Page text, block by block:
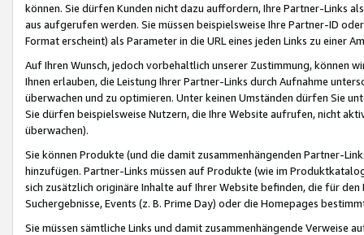
können. Sie dürfen Kunden nicht dazu auffordern, Ihre Partner-Links
aus aufgerufen werden. Sie müssen beispielsweise Ihre Partner-ID
Format erscheint) als Parameter in die URL eines jeden Links zu einer
Auf Ihren Wunsch, jedoch vorbehaltlich unserer Zustimmung, können
Ihnen erlauben, die Leistung Ihrer Partner-Links durch Aufnahme
überwachen und zu optimieren. Unter keinen Umständen dürfen Sie
Sie dürfen beispielsweise Nutzern, die Ihre Website aufrufen, nicht
überwachen).
Sie können Produkte (und die damit zusammenhängenden Partner-
hinzufügen. Partner-Links müssen auf Produkte (wie im
sich zusätzlich originäre Inhalte auf Ihrer Website befinden, die für
Suchergebnisse, Events (z. B. Prime Day) oder die Homepages
Sie müssen sämtliche Links und damit zusammenhängende